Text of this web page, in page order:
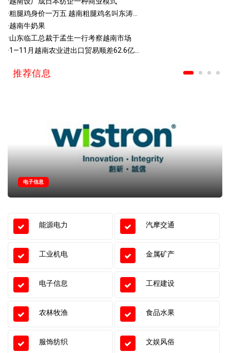
·粗腿鸡身价一万五 越南粗腿鸡名叫东涛...
·越南牛奶果
·山东临工总裁于孟生一行考察越南市场
·1—11月越南农业进出口贸易顺差62.6亿...
推荐信息
电子信息
能源电力 汽摩交通
工业机电 金属矿产
电子信息 工程建设
农林牧渔 食品水果
服饰纺织 文娱风俗